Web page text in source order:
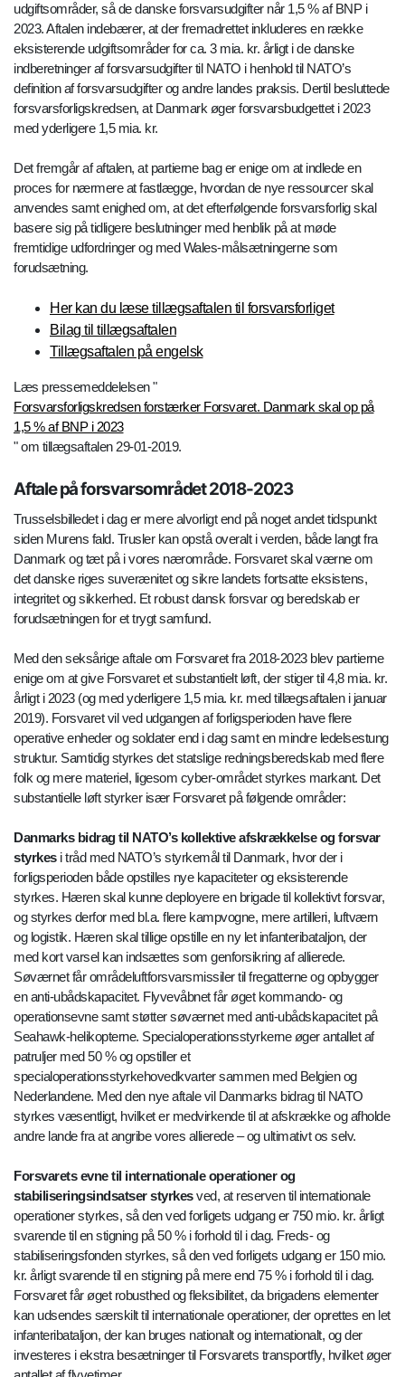
udgiftsområder, så de danske forsvarsudgifter når 1,5 % af BNP i
2023. Aftalen indebærer, at der fremadrettet inkluderes en række
eksisterende udgiftsområder for ca. 3 mia. kr. årligt i de danske
indberetninger af forsvarsudgifter til NATO i henhold til NATO’s
definition af forsvarsudgifter og andre landes praksis. Dertil besluttede
forsvarsforligskredsen, at Danmark øger forsvarsbudgettet i 2023
med yderligere 1,5 mia. kr.
Det fremgår af aftalen, at partierne bag er enige om at indlede en
proces for nærmere at fastlægge, hvordan de nye ressourcer skal
anvendes samt enighed om, at det efterfølgende forsvarsforlig skal
basere sig på tidligere beslutninger med henblik på at møde
fremtidige udfordringer og med Wales-målsætningerne som
forudsætning.
Her kan du læse tillægsaftalen til forsvarsforliget
Bilag til tillægsaftalen
Tillægsaftalen på engelsk
Læs pressemeddelelsen "
Forsvarsforligskredsen forstærker Forsvaret. Danmark skal op på
1,5 % af BNP i 2023
" om tillægsaftalen 29-01-2019.
Aftale på forsvarsområdet 2018-2023
Trusselsbilledet i dag er mere alvorligt end på noget andet tidspunkt
siden Murens fald. Trusler kan opstå overalt i verden, både langt fra
Danmark og tæt på i vores nærområde. Forsvaret skal værne om
det danske riges suverænitet og sikre landets fortsatte eksistens,
integritet og sikkerhed. Et robust dansk forsvar og beredskab er
forudsætningen for et trygt samfund.
Med den seksårige aftale om Forsvaret fra 2018-2023 blev partierne
enige om at give Forsvaret et substantielt løft, der stiger til 4,8 mia. kr.
årligt i 2023 (og med yderligere 1,5 mia. kr. med tillægsaftalen i januar
2019). Forsvaret vil ved udgangen af forligsperioden have flere
operative enheder og soldater end i dag samt en mindre ledelsestung
struktur. Samtidig styrkes det statslige redningsberedskab med flere
folk og mere materiel, ligesom cyber-området styrkes markant. Det
substantielle løft styrker især Forsvaret på følgende områder:
Danmarks bidrag til NATO’s kollektive afskrækkelse og forsvar
styrkesi tråd med NATO’s styrkemål til Danmark, hvor der i
forligsperioden både opstilles nye kapaciteter og eksisterende
styrkes. Hæren skal kunne deployere en brigade til kollektivt forsvar,
og styrkes derfor med bl.a. flere kampvogne, mere artilleri, luftværn
og logistik. Hæren skal tillige opstille en ny let infanteribataljon, der
med kort varsel kan indsættes som genforsikring af allierede.
Søværnet får områdeluftforsvarsmissiler til fregatterne og opbygger
en anti-ubådskapacitet. Flyvevåbnet får øget kommando- og
operationsevne samt støtter søværnet med anti-ubådskapacitet på
Seahawk-helikopterne. Specialoperationsstyrkerne øger antallet af
patruljer med 50 % og opstiller et
specialoperationsstyrkehovedkvarter sammen med Belgien og
Nederlandene. Med den nye aftale vil Danmarks bidrag til NATO
styrkes væsentligt, hvilket er medvirkende til at afskrække og afholde
andre lande fra at angribe vores allierede – og ultimativt os selv.
Forsvarets evne til internationale operationer og
stabiliseringsindsatser styrkesved, at reserven til internationale
operationer styrkes, så den ved forligets udgang er 750 mio. kr. årligt
svarende til en stigning på 50 % i forhold til i dag. Freds- og
stabiliseringsfonden styrkes, så den ved forligets udgang er 150 mio.
kr. årligt svarende til en stigning på mere end 75 % i forhold til i dag.
Forsvaret får øget robusthed og fleksibilitet, da brigadens elementer
kan udsendes særskilt til internationale operationer, der oprettes en let
infanteribataljon, der kan bruges nationalt og internationalt, og der
investeres i ekstra besætninger til Forsvarets transportfly, hvilket øger